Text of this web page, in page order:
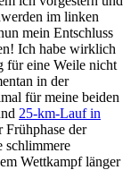
im linken
mein Entschluss
Ich habe wirklich
für eine Weile nicht
in der
für meine beiden
25-km-Lauf in
der
schlimmere
Wettkampf länger